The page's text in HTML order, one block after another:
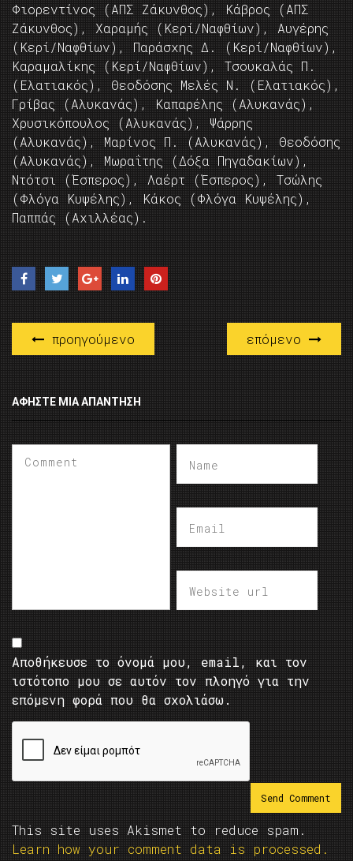
Φιορεντίνος (ΑΠΣ Ζάκυνθος), Κάβρος (ΑΠΣ
Ζάκυνθος), Χαραμής (Κερί/Ναφθίων), Αυγέρης
(Κερί/Ναφθίων), Παράσχης Δ. (Κερί/Ναφθίων),
Καραμαλίκης (Κερί/Ναφθίων), Τσουκαλάς Π.
(Ελατιακός), Θεοδόσης Μελές Ν. (Ελατιακός),
Γρίβας (Αλυκανάς), Καπαρέλης (Αλυκανάς),
Χρυσικόπουλος (Αλυκανάς), Ψάρρης
(Αλυκανάς), Μαρίνος Π. (Αλυκανάς), Θεοδόσης
(Αλυκανάς), Μωραΐτης (Δόξα Πηγαδακίων),
Ντότσι (Έσπερος), Λαέρτ (Έσπερος), Τσώλης
(Φλόγα Κυψέλης), Κάκος (Φλόγα Κυψέλης),
Παππάς (Αχιλλέας).
προηγούμενο επόμενο
ΑΦΉΣΤΕ ΜΙΑ ΑΠΆΝΤΗΣΗ
Αποθήκευσε το όνομά μου, email, και τον
ιστότοπο μου σε αυτόν τον πλοηγό για την
επόμενη φορά που θα σχολιάσω.
This site uses Akismet to reduce spam.
Learn how your comment data is processed.